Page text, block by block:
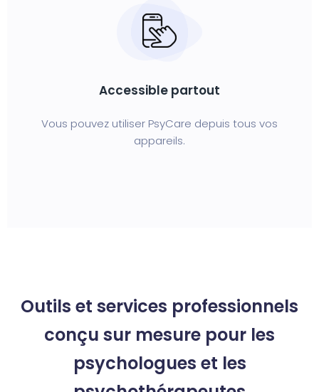
Accessible partout
Vous pouvez utiliser PsyCare depuis tous vos
appareils.
Outils et services professionnels
conçu sur mesure pour les
psychologues et les